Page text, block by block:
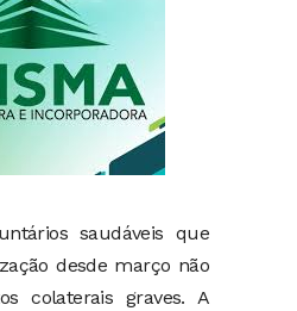
saudáveis que
desde março não
colaterais graves. A